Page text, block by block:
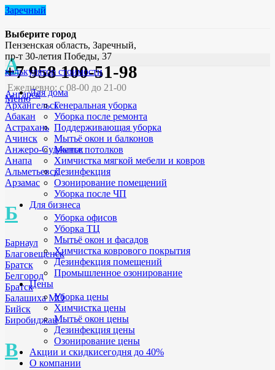
Заречный
Выберите город
А
Ангарск
Архангельск
Абакан
Астрахань
Ачинск
Анжеро-Судженск
Анапа
Альметьевск
Арзамас
Б
Барнаул
Благовещенск
Братск
Белгород
Братск
Балашиха МО
Бийск
Биробиджан
В
Пензенская область, Заречный,
пр-т 30-летия Победы, 37
+7 958 100-51-98
Ежедневно: с 08-00 до 21-00
Меню
калькулятор стоимости
Для дома
Генеральная уборка
Уборка после ремонта
Поддерживающая уборка
Мытьё окон и балконов
Мытье потолков
Химчистка мягкой мебели и ковров
Дезинфекция
Озонирование помещений
Уборка после ЧП
Для бизнеса
Уборка офисов
Уборка ТЦ
Мытьё окон и фасадов
Химчистка коврового покрытия
Дезинфекция помещений
Промышленное озонирование
Цены
Уборка цены
Химчистка цены
Мытьё окон цены
Дезинфекция цены
Озонирование цены
Акции и скидкисегодня до 40%
О компании